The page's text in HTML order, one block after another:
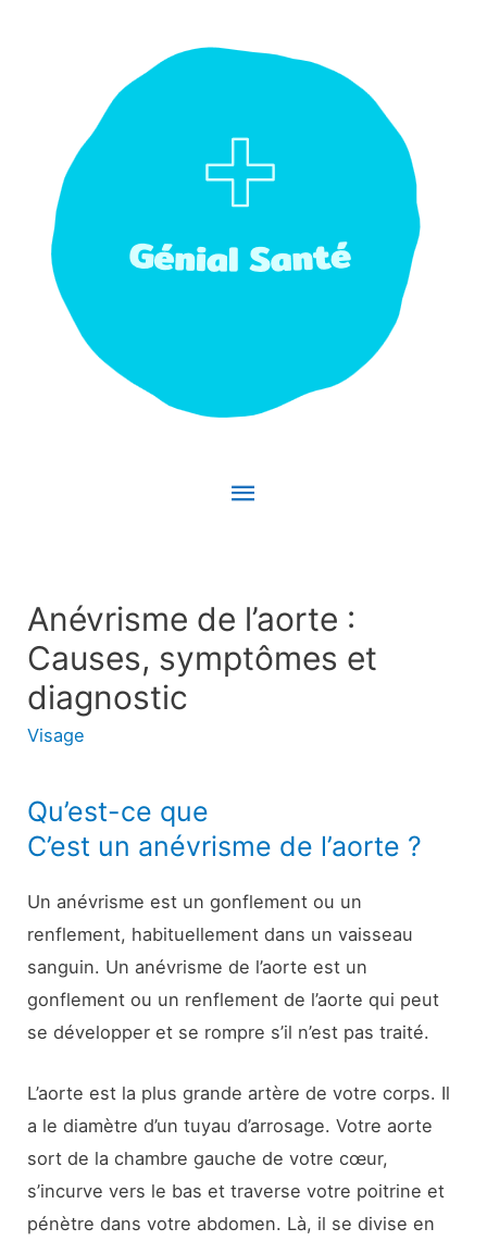
Menu
Anévrisme de l’aorte :
Causes, symptômes et
diagnostic
Visage
Qu’est-ce que
C’est un anévrisme de l’aorte ?
Un anévrisme est un gonflement ou un
renflement, habituellement dans un vaisseau
sanguin. Un anévrisme de l’aorte est un
gonflement ou un renflement de l’aorte qui peut
se développer et se rompre s’il n’est pas traité.
L’aorte est la plus grande artère de votre corps. Il
a le diamètre d’un tuyau d’arrosage. Votre aorte
sort de la chambre gauche de votre cœur,
s’incurve vers le bas et traverse votre poitrine et
pénètre dans votre abdomen. Là, il se divise en